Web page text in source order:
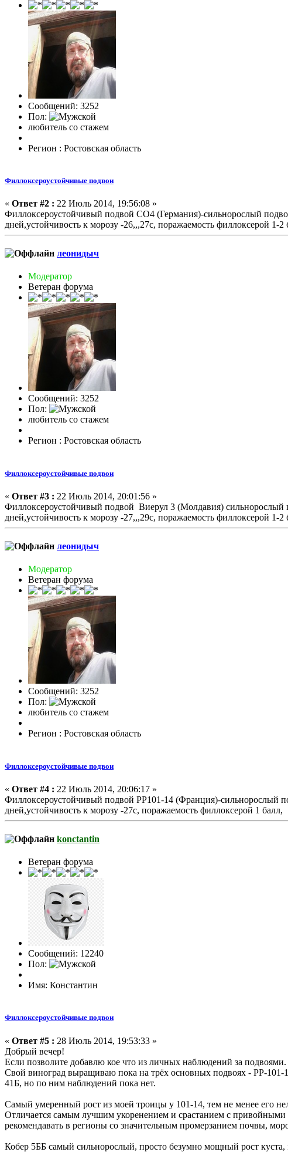
Сообщений: 3252
Пол:
любитель со стажем
Регион : Ростовская область
Филлоксероустойчивые подвои
« Ответ #2 : 22 Июль 2014, 19:56:08 »
Филлоксероустойчивый подвой СО4 (Германия)-сильнорослый
дней,устойчивость к морозу -26,,,27с, поражаемость филлоксерой 1-
леонидыч
Модератор
Ветеран форума
Сообщений: 3252
Пол:
любитель со стажем
Регион : Ростовская область
Филлоксероустойчивые подвои
« Ответ #3 : 22 Июль 2014, 20:01:56 »
Филлоксероустойчивый подвой Виерул 3 (Молдавия) сильнорослый
дней,устойчивость к морозу -27,,,29с, поражаемость филлоксерой 1-2
леонидыч
Модератор
Ветеран форума
Сообщений: 3252
Пол:
любитель со стажем
Регион : Ростовская область
Филлоксероустойчивые подвои
« Ответ #4 : 22 Июль 2014, 20:06:17 »
Филлоксероустойчивый подвой РР101-14 (Франция)-сильнорослый
дней,устойчивость к морозу -27с, поражаемость филлоксерой 1 балл,
konctantin
Ветеран форума
Сообщений: 12240
Пол:
Имя: Константин
Филлоксероустойчивые подвои
« Ответ #5 : 28 Июль 2014, 19:53:33 »
Добрый вечер!
Если позволите добавлю кое что из личных наблюдений за подвоями.
Свой виноград выращиваю пока на трёх основных подвоях - РР-101-
41Б, но по ним наблюдений пока нет.
Самый умеренный рост из моей троицы у 101-14, тем не менее его
Отличается самым лучшим укоренением и срастанием с
рекомендавать в регионы со значительным промерзанием почвы,
Кобер 5ББ самый сильнорослый, просто безумно мощный рост